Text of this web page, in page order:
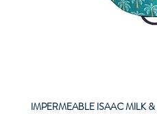
IMPERMEABLE ISAAC MILK